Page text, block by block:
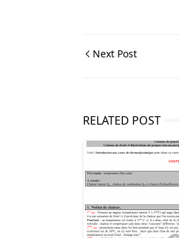
Next Post
RELATED POST